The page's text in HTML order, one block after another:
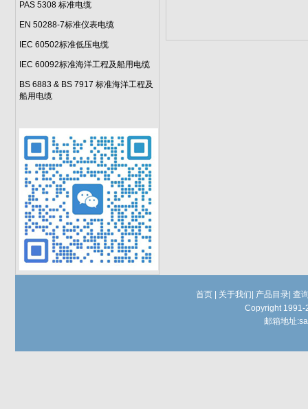
PAS 5308 标准电缆
EN 50288-7标准仪表电缆
IEC 60502标准低压电缆
IEC 60092标准海洋工程及船用电缆
BS 6883 & BS 7917 标准海洋工程及
船用电缆
首页 关于我们 产品目录| 查
Copyright 1991-
邮箱地址: